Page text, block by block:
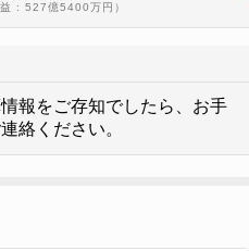
益 : 527億5400万円）
報をご存知でしたら、お手
絡ください。